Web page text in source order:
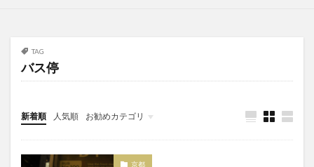
TAG
バス停
新着順 人気順 お勧めカテゴリ
未分類
京都